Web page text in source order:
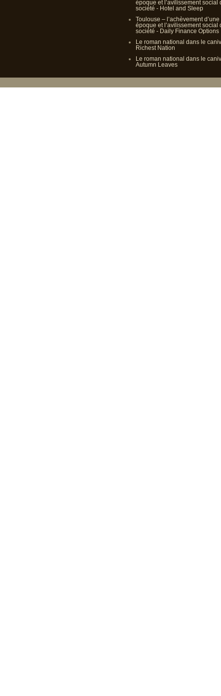
époque et l’avilissement social
société - Hotel and Sleep
Toulouse – l’achèvement d’une
époque et l’avilissement social
société - Daily Finance Options
Le roman national dans le
Richest Nation
Le roman national dans le
Autumn Leaves